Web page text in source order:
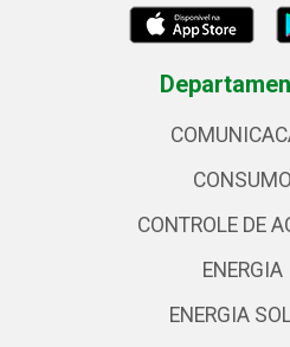
CONSUMO
CONTROLE DE
ENERGIA
ENERGIA